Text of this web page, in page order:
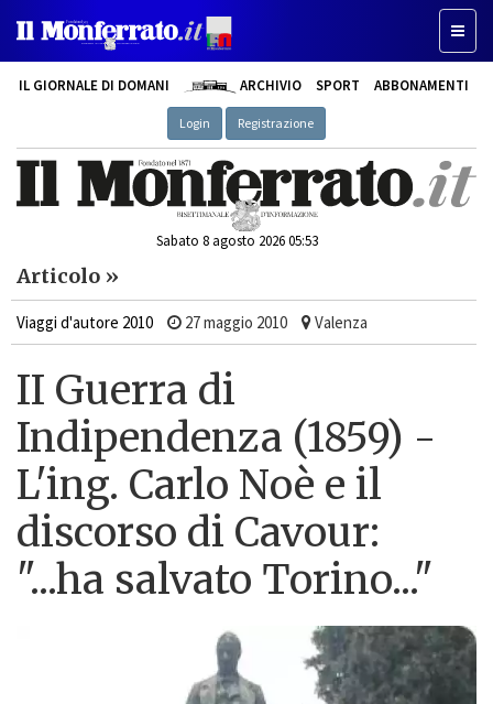
IL GIORNALE DI DOMANI ARCHIVIO SPORT ABBONAMENTI
Login Registrazione
Sabato 8 agosto 2026 05:53
Articolo »
Viaggi d'autore 2010 27 maggio 2010 Valenza
II Guerra di
Indipendenza (1859) -
L'ing. Carlo Noè e il
discorso di Cavour:
"...ha salvato Torino..."